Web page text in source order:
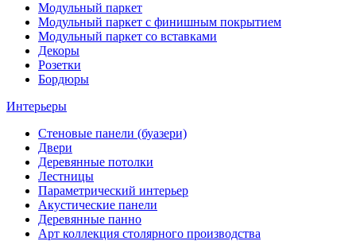
Модульный паркет
Модульный паркет с финишным покрытием
Модульный паркет со вставками
Декоры
Розетки
Бордюры
Интерьеры
Стеновые панели (буазери)
Двери
Деревянные потолки
Лестницы
Параметрический интерьер
Акустические панели
Деревянные панно
Арт коллекция столярного производства